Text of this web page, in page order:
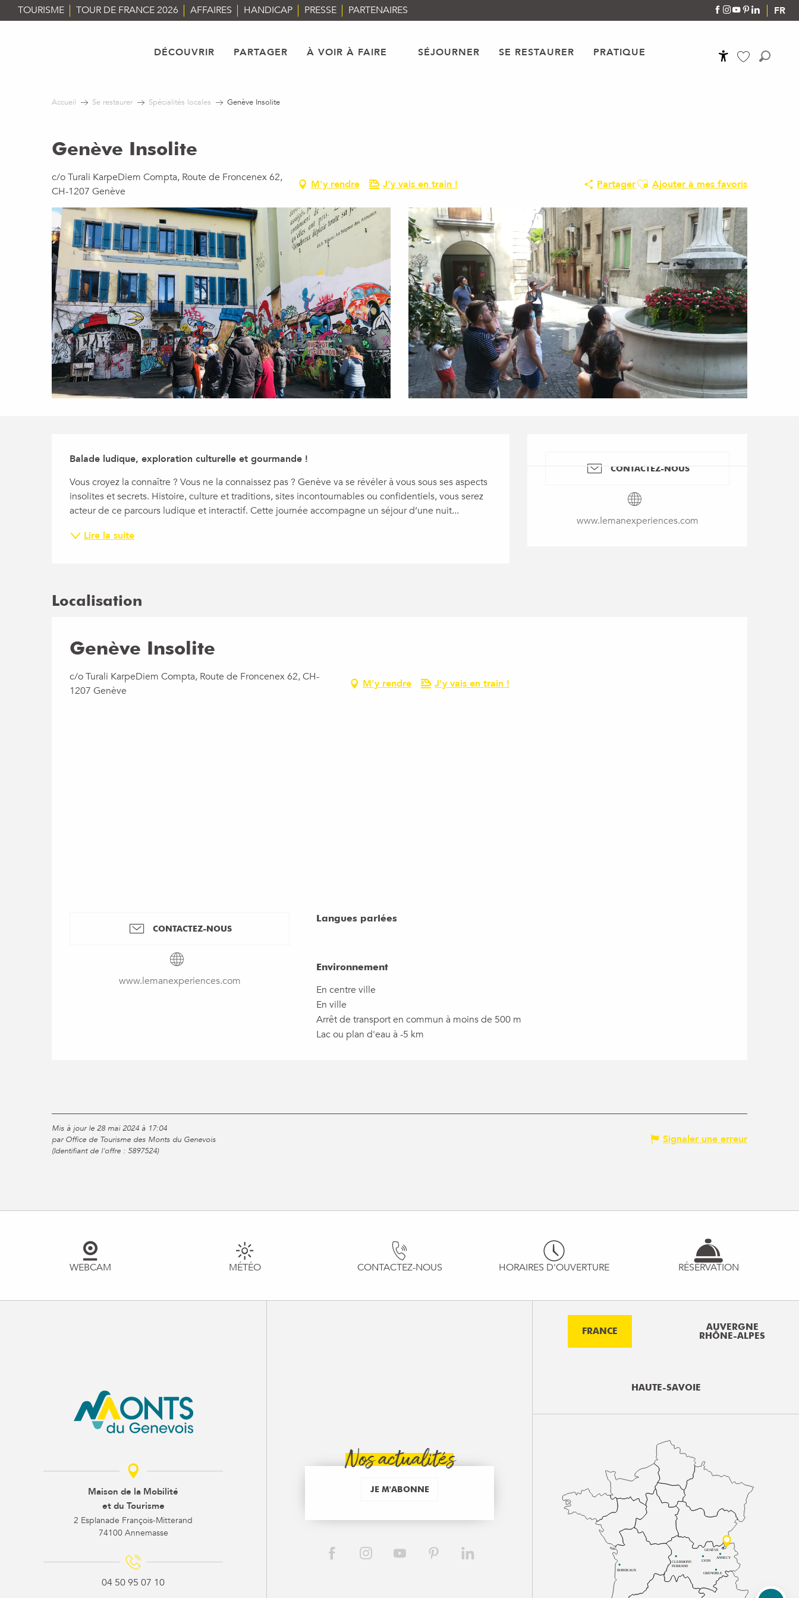
Aller
au
FR
TOURISME TOUR DE FRANCE 2026 AFFAIRES HANDICAP PRESSE PARTENAIRES
DÉCOUVRIR PARTAGER À VOIR À FAIRE SÉJOURNER SE RESTAURER PRATIQUE
Accueil Se restaurer Spécialités locales Genève Insolite
Genève Insolite
c/o Turali KarpeDiem Compta, Route de Froncenex 62,
CH-1207 Genève
M'y rendre J'y vais en train ! PartagerAjouter aux favoris
Ajouter à mes favoris
CONTACTEZ-NOUS
www.lemanexperiences.com
Description
Balade ludique, exploration culturelle et gourmande !
Vous croyez la connaître ? Vous ne la connaissez pas ? Genève va se révéler à vous sous ses aspects
insolites et secrets. Histoire, culture et traditions, sites incontournables ou confidentiels, vous serez
acteur de ce parcours ludique et interactif. Cette journée accompagne un séjour d’une nuit...
Lire la suite
Localisation
Genève Insolite
c/o Turali KarpeDiem Compta, Route de Froncenex 62, CH-
1207 Genève
M'y rendre J'y vais en train !
CONTACTEZ-NOUS
www.lemanexperiences.com
Langues parlées
Langues parlées
Environnement
Environnement
En centre ville
En ville
Arrêt de transport en commun à moins de 500 m
Lac ou plan d'eau à -5 km
Mis à jour le 28 mai 2024 à 17:04
par Office de Tourisme des Monts du Genevois
(Identifiant de l'offre : 5897524)
Signaler une erreur
WEBCAM MÉTÉO CONTACTEZ-NOUS HORAIRES D'OUVERTURE RÉSERVATION
Maison de la Mobilité
et du Tourisme
2 Esplanade François-Mitterand
74100 Annemasse
04 50 95 07 10
Nos actualités
JE M'ABONNE
FRANCE
AUVERGNE
RHÔNE-ALPES
HAUTE-SAVOIE
BORDEAUX
CLERMONT-
FERRAND
LYON
ANNECY
GRENOBLE
GENÈVE